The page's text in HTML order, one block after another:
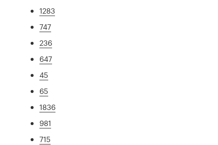
1283
747
236
647
45
65
1836
981
715